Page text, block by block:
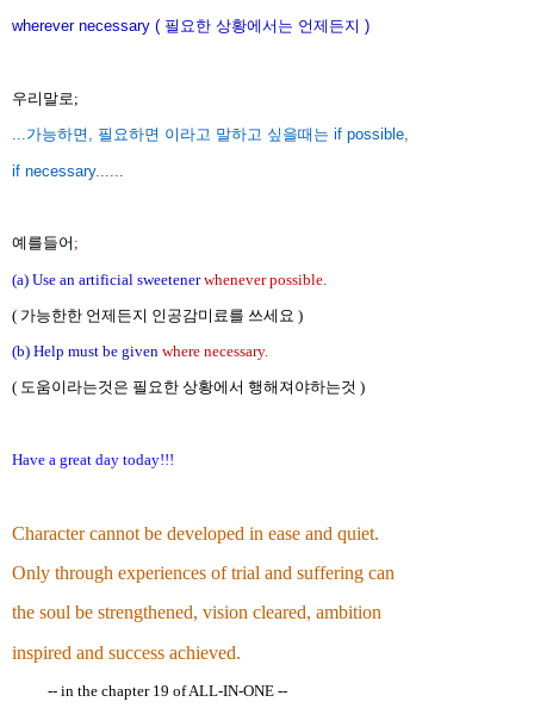
wherever necessary ( 필요한 상황에서는 언제든지 )
우리말로;
...가능하면, 필요하면 이라고 말하고 싶을때는 if possible,
if necessary......
예를들어 ;
(a) Use an artificial sweetenerwhenever possible.
( 가능한한 언제든지 인공감미료를 쓰세요 )
(b) Help must be given where necessary.
( 도움이라는것은 필요한 상황에서 행해져야하는것 )
Have a great day today!!!
Character cannot be developed in ease and quiet.
Only through experiences of trial and suffering can
the soul be strengthened, vision cleared, ambition
inspired and success achieved.
-- in the chapter 19 of ALL-IN-ONE --